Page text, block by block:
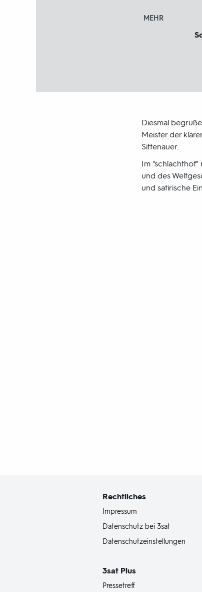
MEHR
Diesmal
Meister der
Sittenauer.
Im "schlachthof"
und des
und satirische
Rechtliches
Impressum
Datenschutz bei 3sat
Datenschutzeinstellungen
3satPlus
Pressetreff